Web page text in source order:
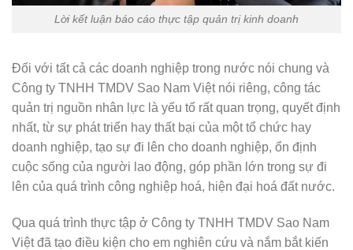
Lời kết luận báo cáo thực tập quản trị kinh doanh
Đối với tất cả các doanh nghiệp trong nước nói chung và
Công ty TNHH TMDV Sao Nam Việt nói riêng, công tác
quản trị nguồn nhân lực là yếu tố rất quan trọng, quyết định
nhất, từ sự phát triển hay thất bại của một tổ chức hay
doanh nghiệp, tạo sự đi lên cho doanh nghiệp, ổn định
cuộc sống của người lao động, góp phần lớn trong sự đi
lên của quá trình công nghiệp hoá, hiện đại hoá đất nước.
Qua quá trình thực tập ở Công ty TNHH TMDV Sao Nam
Việt đã tạo điều kiện cho em nghiên cứu và nắm bắt kiến